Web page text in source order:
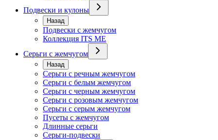
Подвески и кулоны
Назад
Подвески с жемчугом
Коллекция ITS ME
Серьги с жемчугом
Назад
Серьги с речным жемчугом
Серьги с белым жемчугом
Серьги с черным жемчугом
Серьги с розовым жемчугом
Серьги с серым жемчугом
Пусеты с жемчугом
Длинные серьги
Серьги-подвески